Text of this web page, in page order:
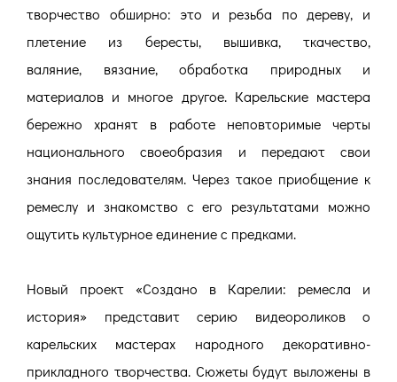
творчество обширно: это и резьба по дереву, и
плетение из бересты, вышивка, ткачество,
валяние, вязание, обработка природных и
материалов и многое другое. Карельские мастера
бережно хранят в работе неповторимые черты
национального своеобразия и передают свои
знания последователям. Через такое приобщение к
ремеслу и знакомство с его результатами можно
ощутить культурное единение с предками.
Новый проект «Создано в Карелии: ремесла и
история» представит серию видеороликов о
карельских мастерах народного декоративно-
прикладного творчества. Сюжеты будут выложены в